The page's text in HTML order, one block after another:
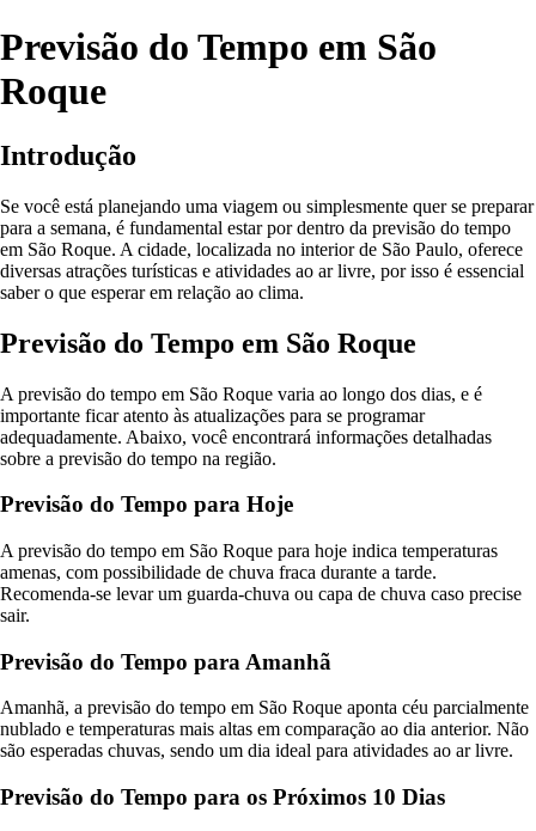
Previsão do Tempo em São
Roque
Introdução
Se você está planejando uma viagem ou simplesmente quer se preparar
para a semana, é fundamental estar por dentro da previsão do tempo
em São Roque. A cidade, localizada no interior de São Paulo, oferece
diversas atrações turísticas e atividades ao ar livre, por isso é essencial
saber o que esperar em relação ao clima.
Previsão do Tempo em São Roque
A previsão do tempo em São Roque varia ao longo dos dias, e é
importante ficar atento às atualizações para se programar
adequadamente. Abaixo, você encontrará informações detalhadas
sobre a previsão do tempo na região.
Previsão do Tempo para Hoje
A previsão do tempo em São Roque para hoje indica temperaturas
amenas, com possibilidade de chuva fraca durante a tarde.
Recomenda-se levar um guarda-chuva ou capa de chuva caso precise
sair.
Previsão do Tempo para Amanhã
Amanhã, a previsão do tempo em São Roque aponta céu parcialmente
nublado e temperaturas mais altas em comparação ao dia anterior. Não
são esperadas chuvas, sendo um dia ideal para atividades ao ar livre.
Previsão do Tempo para os Próximos 10 Dias